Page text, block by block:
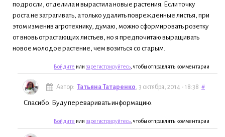
подросли, отделила и вырастила новые растения. Если точку
роста не затрагивать, а только удалить поврежденные листья, при
этом изменив агротехнику, думаю, можно сформировать розетку
от вновь отрастающих листьев, но я предпочитаю выращивать
новое молодое растение, чем возиться со старым.
Войдите или зарегистрируйтесь , чтобы отправлять комментарии
Автор: Татьяна Татаренко , 3 октября, 2014 - 18:38 #
Спасибо. Буду переваривать информацию.
Войдите или зарегистрируйтесь , чтобы отправлять комментарии